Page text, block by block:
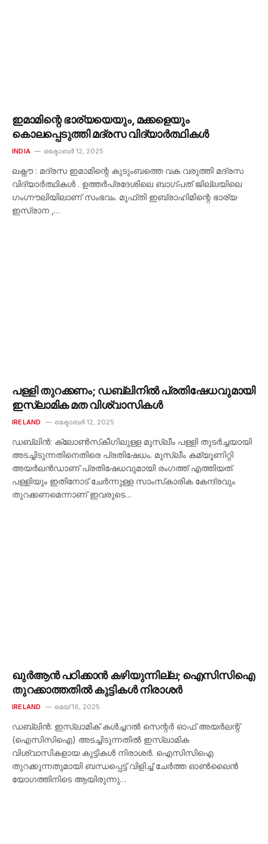
ഇമാമിന്റെ ഭാര്യയെയും, മക്കളെയും
കൊലപ്പെടുത്തി മദ്രസ വിദ്യാർത്ഥികൾ
INDIA ഒക്ടോബർ 12, 2025
ലക്നൗ : മദ്രസ ഇമാമിന്റെ കുടുംബത്തെ വക വരുത്തി മദ്രസ
വിദ്യാർത്ഥികൾ . ഉത്തർപ്രദേശിലെ ബാഗ്പത് ജില്ലയിലെ
ഗംഗ്നൗലിയിലാണ് സംഭവം. മുഫ്തി ഇബ്രാഹിമിന്റെ ഭാര്യ
ഇസ്രാന ,…
പള്ളി തുറക്കണം; ഡബ്ലിനിൽ പ്രതിഷേധവുമായി
ഇസ്ലാമിക മത വിശ്വാസികൾ
IRELAND ഒക്ടോബർ 12, 2025
ഡബ്ലിൻ: ക്ലോൺസ്‌കീഗിലുള്ള മുസ്ലീം പള്ളി തുടർച്ചയായി
അടച്ചിടുന്നതിനെതിരെ പ്രതിഷേധം. മുസ്ലീം കമ്യൂണിറ്റി
അയർലൻഡാണ് പ്രതിഷേധവുമായി രംഗത്ത് എത്തിയത്.
പള്ളിയും ഇതിനോട് ചേർന്നുള്ള സാംസ്‌കാരിക കേന്ദ്രവും
തുറക്കണമെന്നാണ് ഇവരുടെ…
ഖുർആൻ പഠിക്കാൻ കഴിയുന്നില്ല; ഐസിസിഐ
തുറക്കാത്തതിൽ കുട്ടികൾ നിരാശർ
IRELAND മെയ്‌ 16, 2025
ഡബ്ലിൻ: ഇസ്ലാമിക് കൾച്ചറൽ സെന്റർ ഓഫ് അയർലന്റ്
(ഐസിസിഐ) അടച്ചിടുന്നതിൽ ഇസ്ലാമിക
വിശ്വാസികളായ കുട്ടികൾ നിരാശർ. ഐസിസിഐ
തുറക്കുന്നതുമായി ബന്ധപ്പെട്ട് വിളിച്ച് ചേർത്ത ഓൺലൈൻ
യോഗത്തിനിടെ ആയിരുന്നു…